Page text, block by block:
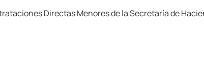
Directas Menores de la Secretaría de